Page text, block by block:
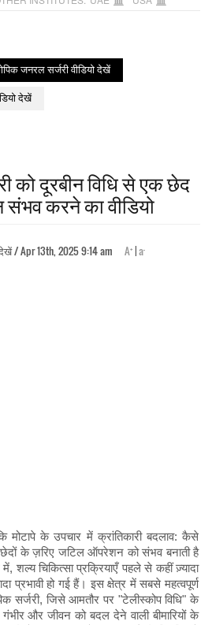
जनरल सर्जरी वीडियो देखें
देखें
को दूरबीन विधि से एक छेद
करने का वीडियो
देखें / Apr 13th, 2025 9:14 am A+ |a-
मोटापे के उपचार में क्रांतिकारी बदलाव: कैसे
छेदों के ज़रिए जटिल ऑपरेशन को संभव बनाती है
शल्य चिकित्सा प्रक्रियाएँ पहले से कहीं ज़्यादा
हो गई हैं। इस क्षेत्र में सबसे महत्वपूर्ण
सर्जरी, जिसे आमतौर पर "टेलीस्कोप विधि" के
और जीवन को बदल देने वाली बीमारियों के